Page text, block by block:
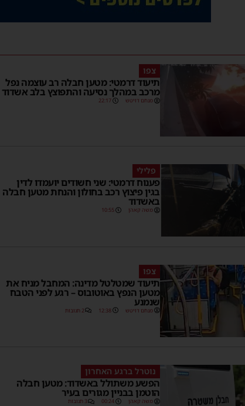
צפו
תיעוד דרמטי: מטען חבלה רב עוצמה נפל
מרכב במהלך נסיעה והתפוצץ בלב אשדוד
מנחם דויטש 22:17
פלילי
פענוח דרמטי: שני חשודים יועמדו לדין
בגין פיצוץ רכב בחולון והנחת מטען חבלה
באשדוד
משה קאהן 10:55
צפו
תיעוד שמטלטל מדינה: המחבל מניח את
מטען הנפץ באוטובוס – רגע לפני הטבח
שנמנע
מנחם דויטש 12:38 2 תגובות
נוטרל ברגע האחרון
הפשע משתולל באשדוד: מטען חבלה
הוטמן בבניין מגורים בעיר
משה קאהן 00:24 3 תגובות